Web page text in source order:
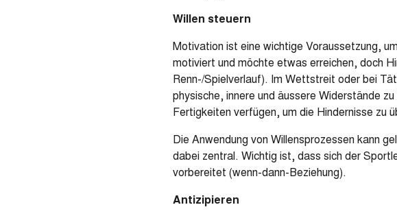
Willen steuern
Motivation ist eine wichtige Voraussetzung,
motiviert und möchte etwas erreichen, doch
Renn-/Spielverlauf). Im Wettstreit oder bei
physische, innere und äussere Widerstände
Fertigkeiten verfügen, um die Hindernisse zu
Die Anwendung von Willensprozessen kann
dabei zentral. Wichtig ist, dass sich der
vorbereitet (wenn-dann-Beziehung).
Antizipieren